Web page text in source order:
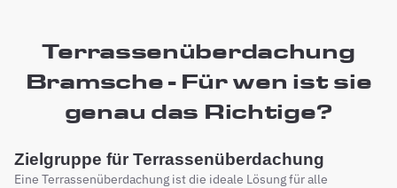
Terrassenüberdachung
Bramsche - Für wen ist sie
genau das Richtige?
Zielgruppe für Terrassenüberdachung
Eine Terrassenüberdachung ist die ideale Lösung für alle